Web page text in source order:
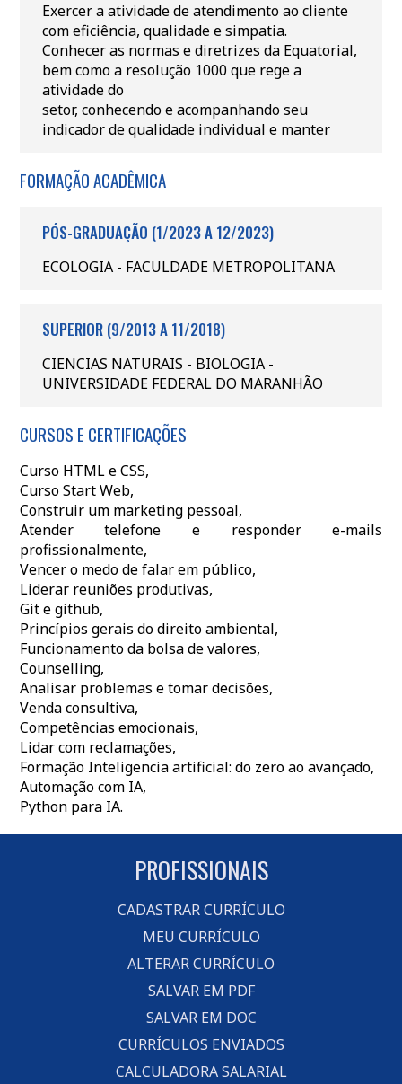
Exercer a atividade de atendimento ao cliente
com eficiência, qualidade e simpatia.
Conhecer as normas e diretrizes da Equatorial,
bem como a resolução 1000 que rege a
atividade do
setor, conhecendo e acompanhando seu
indicador de qualidade individual e manter
FORMAÇÃO ACADÊMICA
PÓS-GRADUAÇÃO (1/2023 A 12/2023)
ECOLOGIA - FACULDADE METROPOLITANA
SUPERIOR (9/2013 A 11/2018)
CIENCIAS NATURAIS - BIOLOGIA -
UNIVERSIDADE FEDERAL DO MARANHÃO
CURSOS E CERTIFICAÇÕES
Curso HTML e CSS,
Curso Start Web,
Construir um marketing pessoal,
Atender telefone e responder e-mails
profissionalmente,
Vencer o medo de falar em público,
Liderar reuniões produtivas,
Git e github,
Princípios gerais do direito ambiental,
Funcionamento da bolsa de valores,
Counselling,
Analisar problemas e tomar decisões,
Venda consultiva,
Competências emocionais,
Lidar com reclamações,
Formação Inteligencia artificial: do zero ao avançado,
Automação com IA,
Python para IA.
PROFISSIONAIS
CADASTRAR CURRÍCULO
MEU CURRÍCULO
ALTERAR CURRÍCULO
SALVAR EM PDF
SALVAR EM DOC
CURRÍCULOS ENVIADOS
CALCULADORA SALARIAL